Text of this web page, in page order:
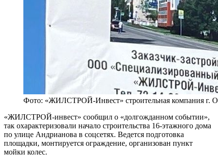
Фото: «ЖИЛСТРОЙ-Инвест» строительная компания г.
«ЖИЛСТРОЙ-инвест» сообщил о «долгожданном событии»,
так охарактеризовали начало строительства 16-этажного дома
по улице Андрианова в соцсетях. Ведется подготовка
площадки, монтируется ограждение, организован пункт
мойки колес.